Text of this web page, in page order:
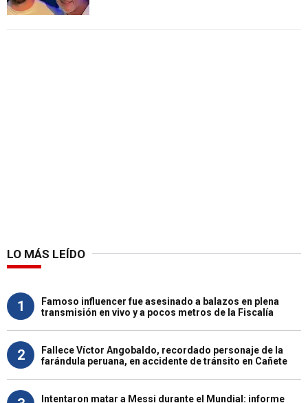
LO MÁS LEÍDO
1
Famoso influencer fue asesinado a balazos en plena
transmisión en vivo y a pocos metros de la Fiscalía
2
Fallece Víctor Angobaldo, recordado personaje de la
farándula peruana, en accidente de tránsito en Cañete
Intentaron matar a Messi durante el Mundial: informe